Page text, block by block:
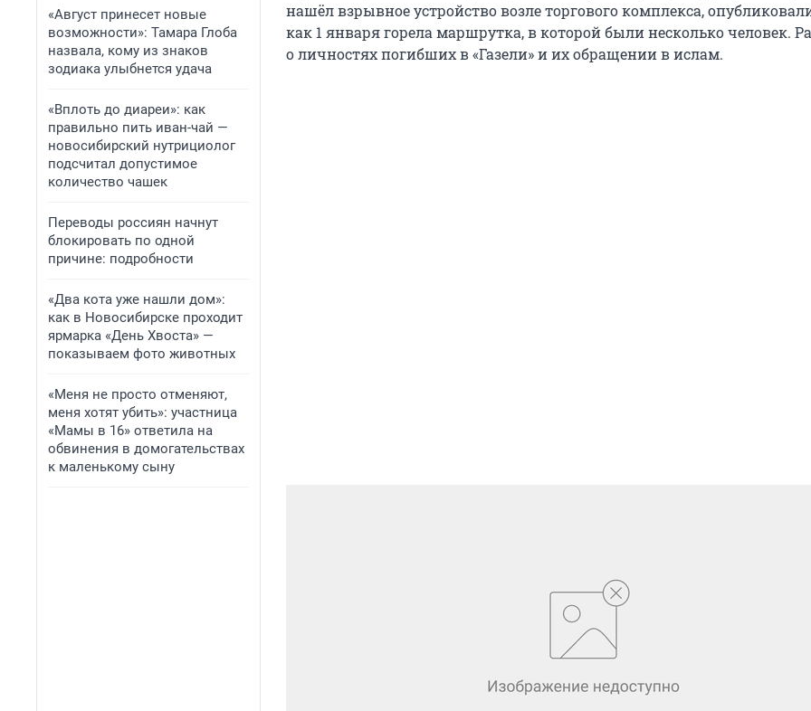
«Август принесет новые
возможности»: Тамара Глоба
назвала, кому из знаков
зодиака улыбнется удача
«Вплоть до диареи»: как
правильно пить иван-чай —
новосибирский нутрициолог
подсчитал допустимое
количество чашек
Переводы россиян начнут
блокировать по одной
причине: подробности
«Два кота уже нашли дом»:
как в Новосибирске проходит
ярмарка «День Хвоста» —
показываем фото животных
«Меня не просто отменяют,
меня хотят убить»: участница
«Мамы в 16» ответила на
обвинения в домогательствах
к маленькому сыну
нашёл взрывное устройство возле торгового комплекса,
как 1 января горела маршрутка, в которой были несколько человек.
о личностях погибших в «Газели» и их обращении в ислам.